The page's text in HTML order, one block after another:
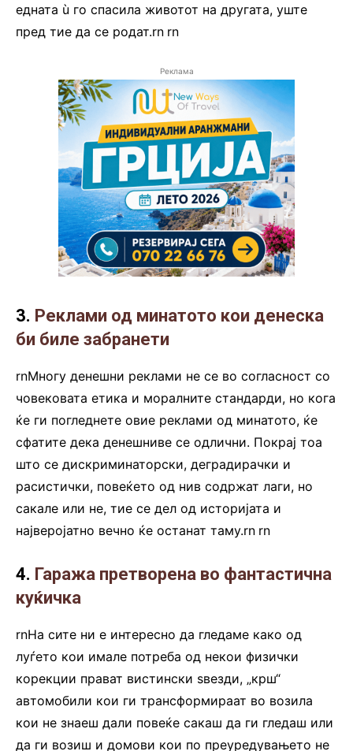
едната ù го спасила животот на другата, уште
пред тие да се родат.rn rn
Реклама
3. Реклами од минатото кои денеска
би биле забранети
rnМногу денешни реклами не се во согласност со
човековата етика и моралните стандарди, но кога
ќе ги погледнете овие реклами од минатото, ќе
сфатите дека денешниве се одлични. Покрај тоа
што се дискриминаторски, деградирачки и
расистички, повеќето од нив содржат лаги, но
сакале или не, тие се дел од историјата и
најверојатно вечно ќе останат таму.rn rn
4. Гаража претворена во фантастична
куќичка
rnНа сите ни е интересно да гледаме како од
луѓето кои имале потреба од некои физички
корекции прават вистински ѕвезди, „крш“
автомобили кои ги трансформираат во возила
кои не знаеш дали повеќе сакаш да ги гледаш или
да ги возиш и домови кои по преуредувањето не